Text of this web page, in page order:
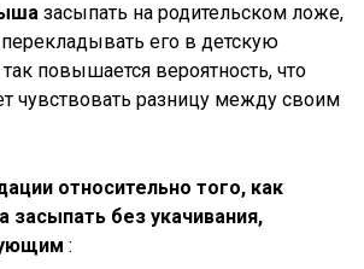
засыпать на родительском ложе,
его в детскую
повышается вероятность, что
чувствовать разницу между своим
относительно того, как
засыпать без укачивания,
: